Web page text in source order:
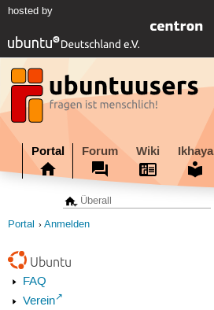
hosted by
Portal Forum Wiki Ikhaya
Portal Anmelden
Ubuntu
FAQ
Verein